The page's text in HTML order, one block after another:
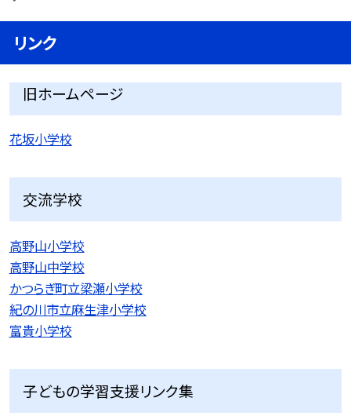
リンク
旧ホームページ
花坂小学校
交流学校
高野山小学校
高野山中学校
かつらぎ町立梁瀬小学校
紀の川市立麻生津小学校
富貴小学校
子どもの学習支援リンク集